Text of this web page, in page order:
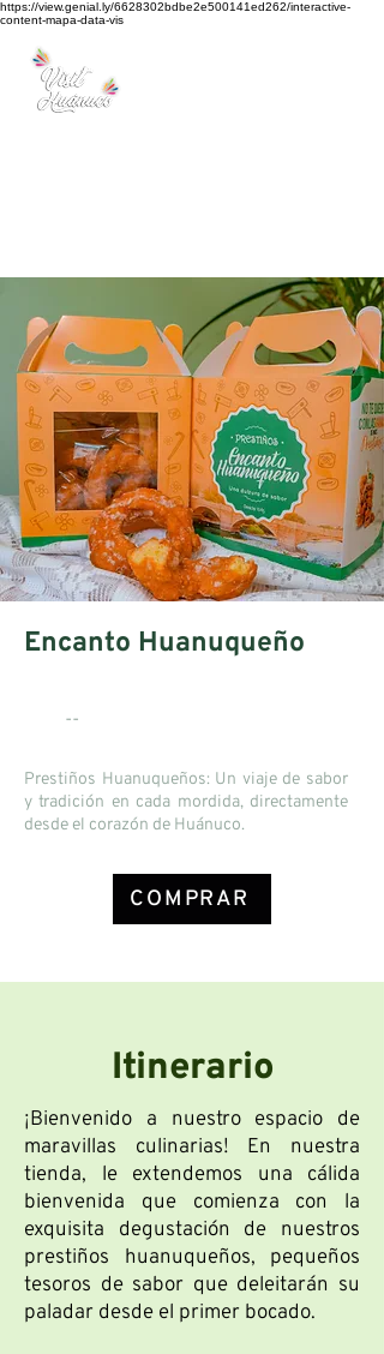
https://view.genial.ly/6628302bdbe2e500141ed262/interactive-
content-mapa-data-vis
Encanto Huanuqueño
--
Prestiños Huanuqueños: Un viaje de sabor
y tradición en cada mordida, directamente
desde el corazón de Huánuco.
COMPRAR
Itinerario
¡Bienvenido a nuestro espacio de
maravillas culinarias! En nuestra
tienda, le extendemos una cálida
bienvenida que comienza con la
exquisita degustación de nuestros
prestiños huanuqueños, pequeños
tesoros de sabor que deleitarán su
paladar desde el primer bocado.